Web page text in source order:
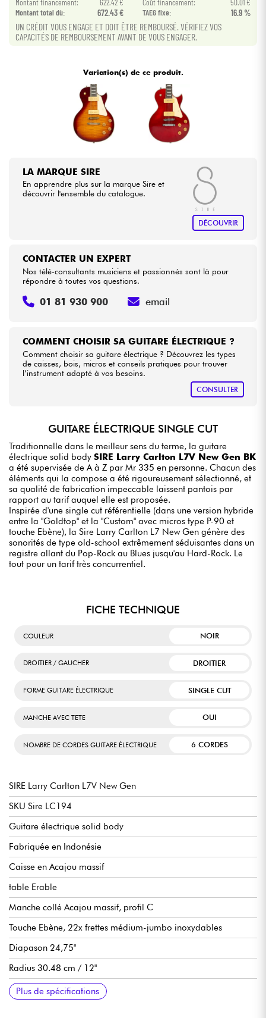
HiFi
Packs
Voir nos marques
Montant financement:
622.42 € Coût financement:
50.01 €
Montant total dù:
672.43 € TAEG fixe: 16.9 %
UN CRÉDIT VOUS ENGAGE ET DOIT ÊTRE REMBOURSÉ. VÉRIFIEZ VOS
CAPACITÉS DE REMBOURSEMENT AVANT DE VOUS ENGAGER.
Variation(s) de ce produit.
LA MARQUE SIRE
En apprendre plus sur la marque Sire et
découvrir l'ensemble du catalogue.
DÉCOUVRIR
COMMENT CHOISIR SA GUITARE ÉLECTRIQUE ?
Comment choisir sa guitare électrique ? Découvrez les types
de caisses, bois, micros et conseils pratiques pour trouver
l’instrument adapté à vos besoins.
CONSULTER
CONTACTER UN EXPERT
Nos télé-consultants musiciens et passionnés sont là pour
répondre à toutes vos questions.
01 81 930 900 email
GUITARE ÉLECTRIQUE SINGLE CUT
Traditionnelle dans le meilleur sens du terme, la guitare
électrique solid body SIRE Larry Carlton L7V New Gen BK
a été supervisée de A à Z par Mr 335 en personne. Chacun des
éléments qui la compose a été rigoureusement sélectionné, et
sa qualité de fabrication impeccable laissent pantois par
rapport au tarif auquel elle est proposée.
Inspirée d'une single cut référentielle (dans une version hybride
entre la "Goldtop" et la "Custom" avec micros type P-90 et
touche Ebène), la Sire Larry Carlton L7 New Gen génère des
sonorités de type old-school extrêmement séduisantes dans un
registre allant du Pop-Rock au Blues jusqu'au Hard-Rock. Le
tout pour un tarif très concurrentiel.
FICHE TECHNIQUE
COULEUR NOIR
DROITIER / GAUCHER DROITIER
FORME GUITARE ÉLECTRIQUE SINGLE CUT
MANCHE AVEC TETE OUI
NOMBRE DE CORDES GUITARE ÉLECTRIQUE 6 CORDES
SIRE Larry Carlton L7V New Gen
SKU Sire LC194
Guitare électrique solid body
Fabriquée en Indonésie
Caisse en Acajou massif
table Erable
Manche collé Acajou massif, profil C
Touche Ebène, 22x frettes médium-jumbo inoxydables
Diapason 24,75"
Radius 30.48 cm / 12"
Largeur manche au sillet 43 mm
Micros simple-bobinage LC Vintage P90
1 volume par micro, 1 tonalité par micro, sélecteur micros 3x
positions
Chevalet Sire Modern Tune-O-Matic
Cordier Sire Aluminum Stop Bar
Mécaniques Sire Premium à blocage
Finition brillant
Plus de spécifications